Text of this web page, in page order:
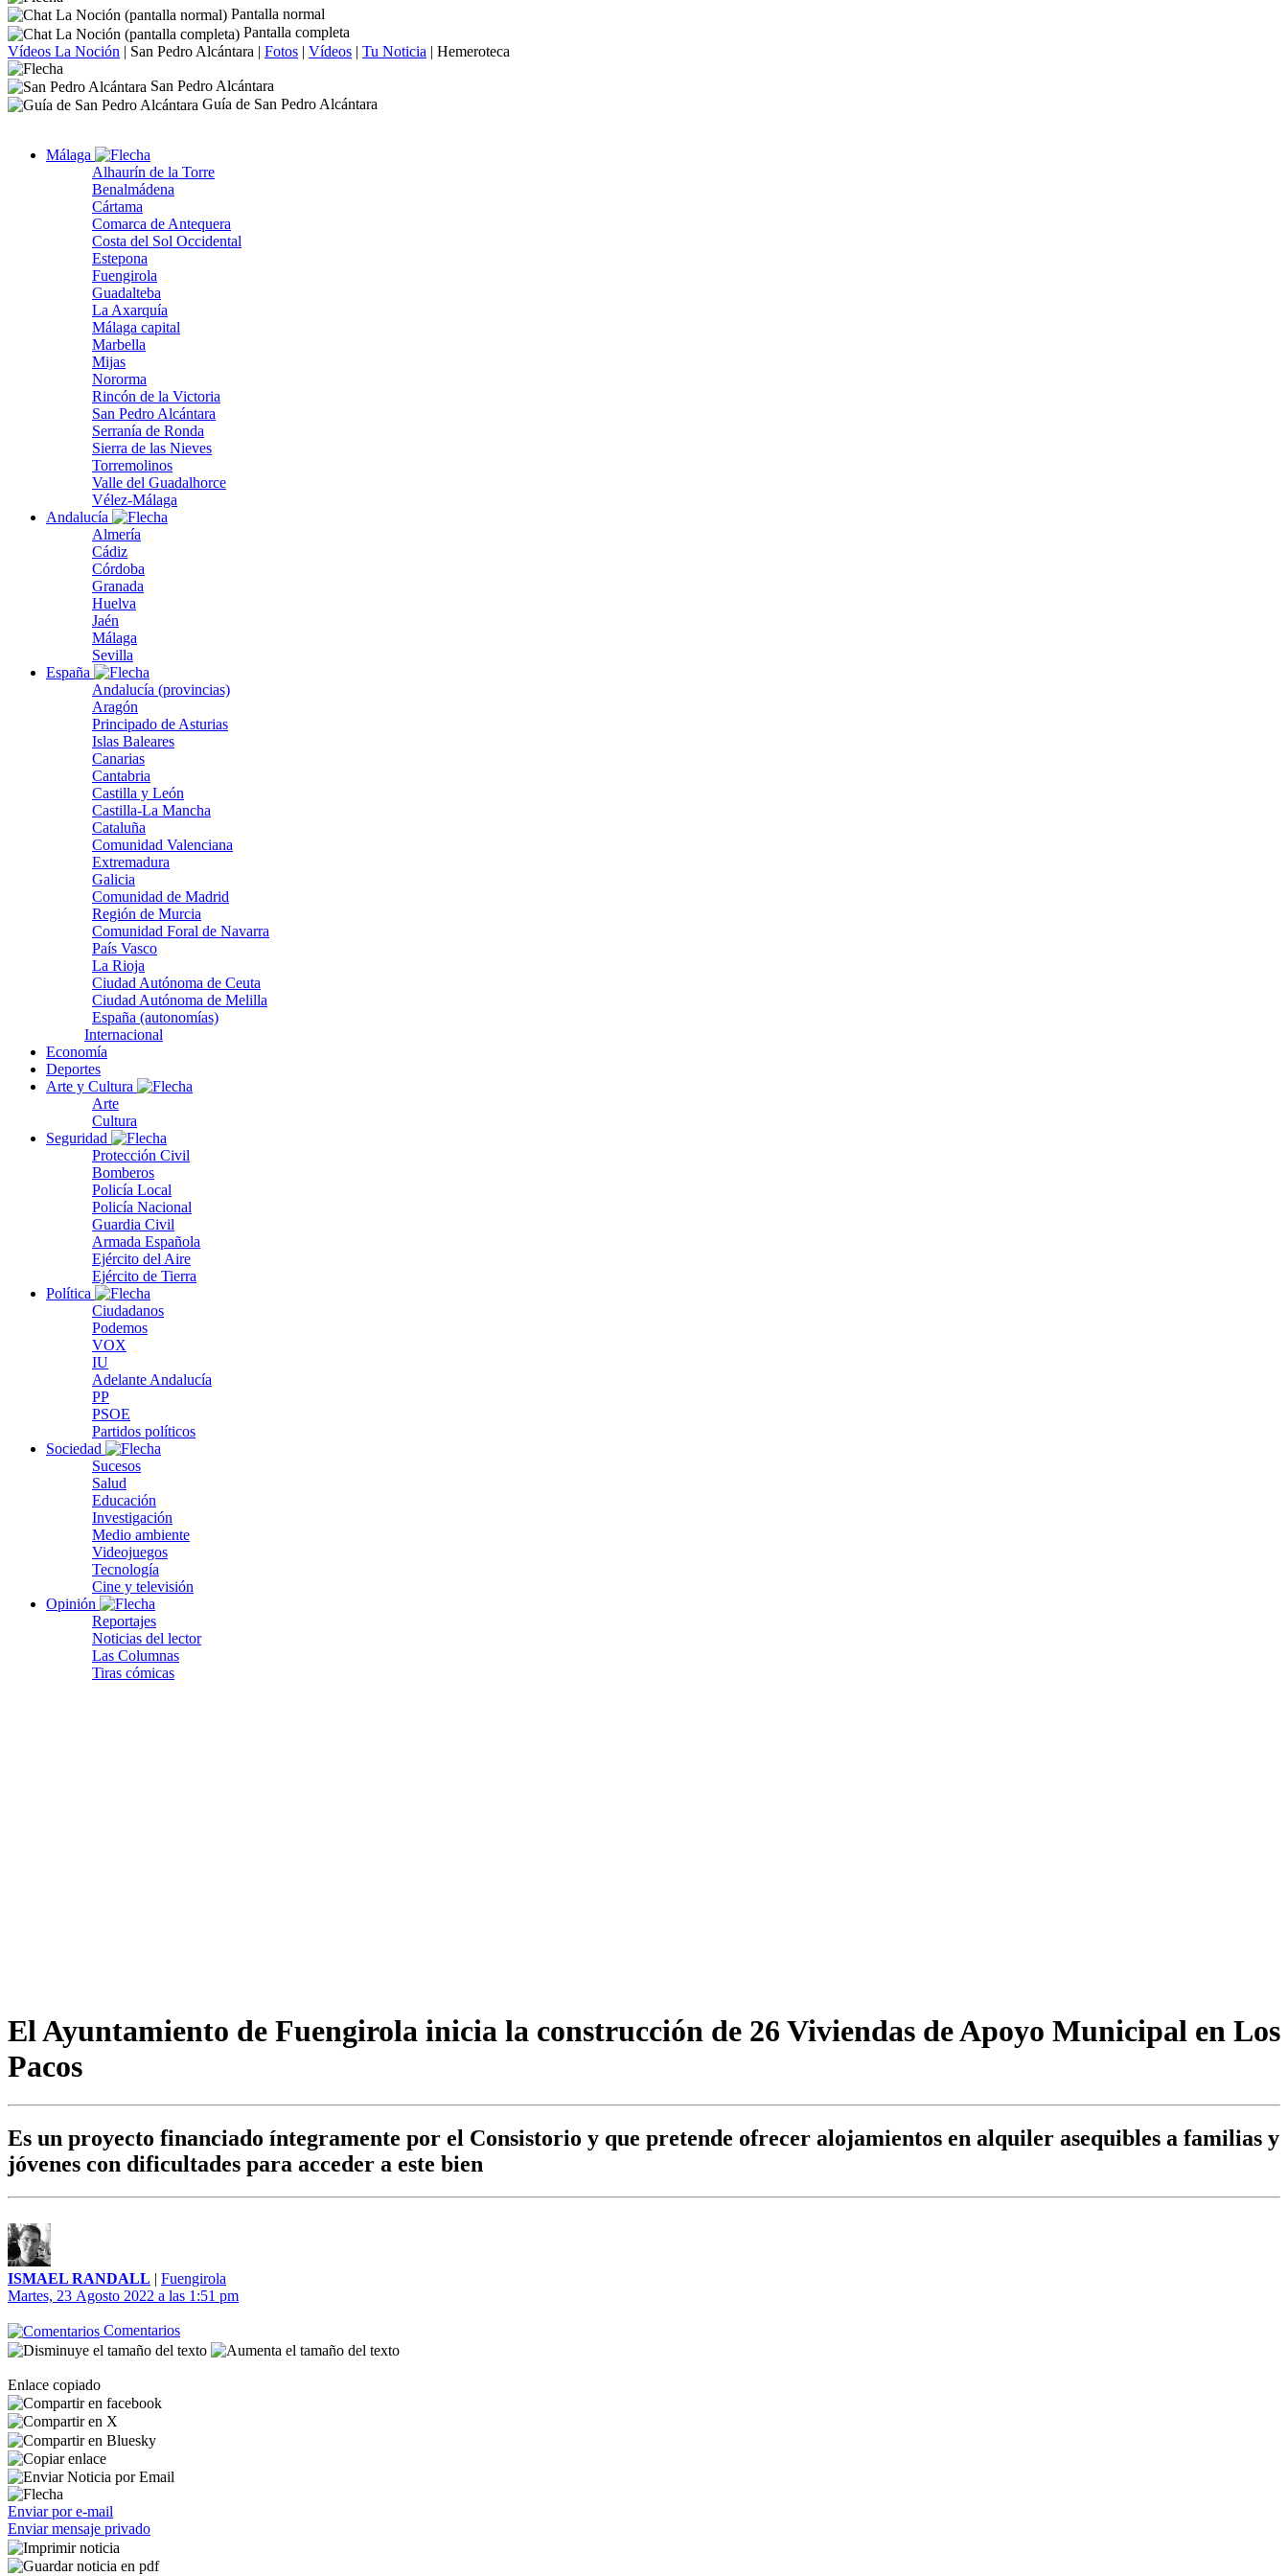
Pantalla normal
Pantalla completa
Vídeos La Noción | San Pedro Alcántara | Fotos | Vídeos | Tu Noticia | Hemeroteca
San Pedro Alcántara
Guía de San Pedro Alcántara
Málaga
Alhaurín de la Torre
Benalmádena
Cártama
Comarca de Antequera
Costa del Sol Occidental
Estepona
Fuengirola
Guadalteba
La Axarquía
Málaga capital
Marbella
Mijas
Nororma
Rincón de la Victoria
San Pedro Alcántara
Serranía de Ronda
Sierra de las Nieves
Torremolinos
Valle del Guadalhorce
Vélez-Málaga
Andalucía
Almería
Cádiz
Córdoba
Granada
Huelva
Jaén
Málaga
Sevilla
España
Andalucía (provincias)
Aragón
Principado de Asturias
Islas Baleares
Canarias
Cantabria
Castilla y León
Castilla-La Mancha
Cataluña
Comunidad Valenciana
Extremadura
Galicia
Comunidad de Madrid
Región de Murcia
Comunidad Foral de Navarra
País Vasco
La Rioja
Ciudad Autónoma de Ceuta
Ciudad Autónoma de Melilla
España (autonomías)
Internacional
Economía
Deportes
Arte y Cultura
Arte
Cultura
Seguridad
Protección Civil
Bomberos
Policía Local
Policía Nacional
Guardia Civil
Armada Española
Ejército del Aire
Ejército de Tierra
Política
Ciudadanos
Podemos
VOX
IU
Adelante Andalucía
PP
PSOE
Partidos políticos
Sociedad
Sucesos
Salud
Educación
Investigación
Medio ambiente
Videojuegos
Tecnología
Cine y televisión
Opinión
Reportajes
Noticias del lector
Las Columnas
Tiras cómicas
El Ayuntamiento de Fuengirola inicia la construcción de 26 Viviendas de Apoyo Municipal en Los
Pacos
Es un proyecto financiado íntegramente por el Consistorio y que pretende ofrecer alojamientos en alquiler asequibles a familias y
jóvenes con dificultades para acceder a este bien
ISMAEL RANDALL | Fuengirola
Martes, 23 Agosto 2022 a las 1:51 pm
Comentarios
Enlace copiado
Enviar por e-mail
Enviar mensaje privado